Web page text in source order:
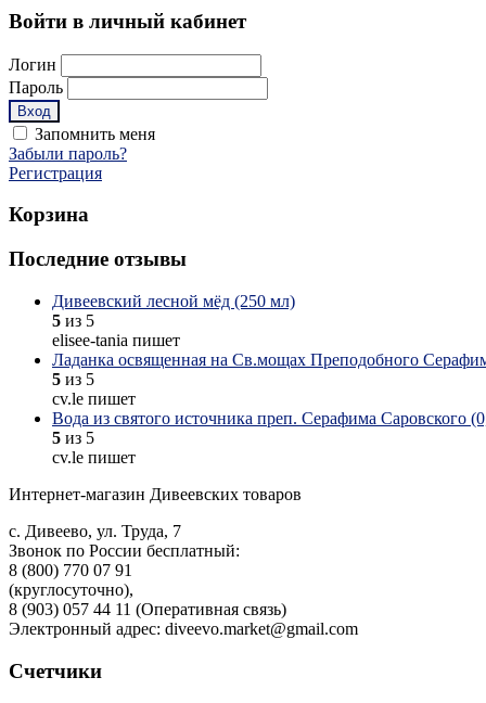
Войти в личный кабинет
Логин
Пароль
Запомнить меня
Забыли пароль?
Регистрация
Корзина
Последние отзывы
Дивеевский лесной мёд (250 мл)
5 из 5
elisee-tania пишет
Ладанка освященная на Св.мощах Преподобного
5 из 5
cv.le пишет
Вода из святого источника преп. Серафима Саровского
5 из 5
cv.le пишет
Интернет-магазин Дивеевских товаров
с. Дивеево, ул. Труда, 7
Звонок по России бесплатный:
8 (800) 770 07 91
(круглосуточно),
8 (903) 057 44 11 (Оперативная связь)
Электронный адрес: diveevo.market@gmail.com
Счетчики